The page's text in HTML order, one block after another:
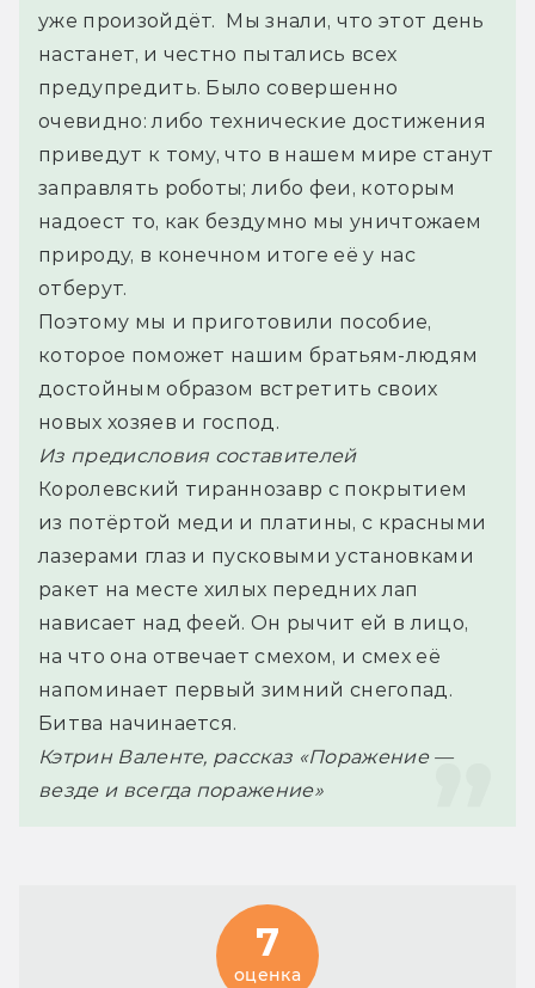
уже произойдёт.  Мы знали, что этот день
настанет, и честно пытались всех
предупредить. Было совершенно
очевидно: либо технические достижения
приведут к тому, что в нашем мире станут
заправлять роботы; либо феи, которым
надоест то, как бездумно мы уничтожаем
природу, в конечном итоге её у нас
отберут.
Поэтому мы и приготовили пособие,
которое поможет нашим братьям-людям
достойным образом встретить своих
новых хозяев и господ.
Из предисловия составителей
Королевский тираннозавр с покрытием
из потёртой меди и платины, с красными
лазерами глаз и пусковыми установками
ракет на месте хилых передних лап
нависает над феей. Он рычит ей в лицо,
на что она отвечает смехом, и смех её
напоминает первый зимний снегопад.
Битва начинается.
Кэтрин Валенте, рассказ «Поражение —
везде и всегда поражение»
7
оценка